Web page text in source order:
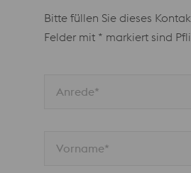
Bitte füllen Sie dieses
Felder mit * markiert sind
Anrede*
Vorname*